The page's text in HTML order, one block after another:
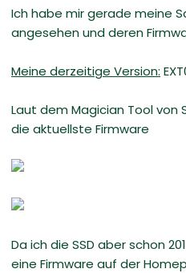
m
Ich habe mir gerade meine
angesehen und deren
Meine derzeitige Version:
Laut dem Magician Tool von
die aktuellste Firmware
Da ich die SSD aber schon
eine Firmware auf der